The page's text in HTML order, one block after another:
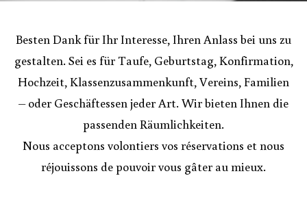
Besten Dank für Ihr Interesse, Ihren Anlass bei uns zu
gestalten. Sei es für Taufe, Geburtstag, Konfirmation,
Hochzeit, Klassenzusammenkunft, Vereins, Familien
– oder Geschäftessen jeder Art. Wir bieten Ihnen die
passenden Räumlichkeiten.
Nous acceptons volontiers vos réservations et nous
réjouissons de pouvoir vous gâter au mieux.